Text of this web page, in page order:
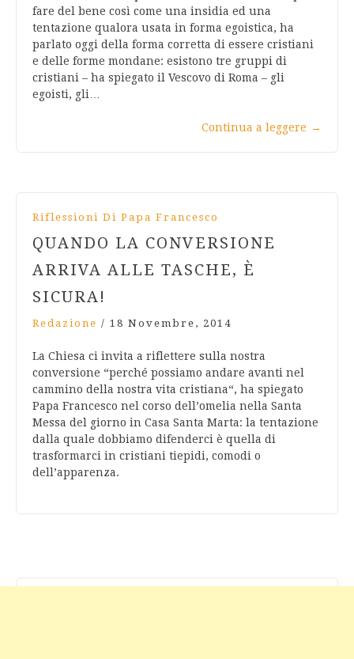
fare del bene così come una insidia ed una
tentazione qualora usata in forma egoistica, ha
parlato oggi della forma corretta di essere cristiani
e delle forme mondane: esistono tre gruppi di
cristiani – ha spiegato il Vescovo di Roma – gli
egoisti, gli…
Continua a leggere →
Riflessioni Di Papa Francesco
QUANDO LA CONVERSIONE
ARRIVA ALLE TASCHE, È
SICURA!
Redazione / 18 Novembre, 2014
La Chiesa ci invita a riflettere sulla nostra
conversione “perché possiamo andare avanti nel
cammino della nostra vita cristiana“, ha spiegato
Papa Francesco nel corso dell’omelia nella Santa
Messa del giorno in Casa Santa Marta: la tentazione
dalla quale dobbiamo difenderci è quella di
trasformarci in cristiani tiepidi, comodi o
dell’apparenza.